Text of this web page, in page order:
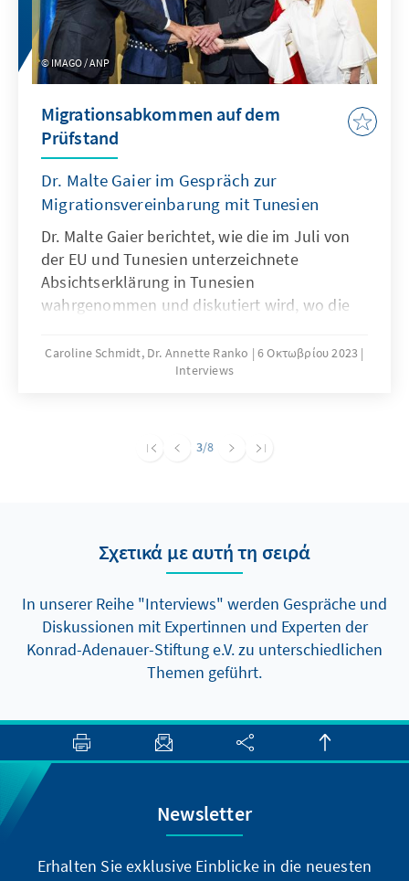
IMAGO / ANP
Migrationsabkommen auf dem
Prüfstand
Dr. Malte Gaier im Gespräch zur
Migrationsvereinbarung mit Tunesien
Dr. Malte Gaier berichtet, wie die im Juli von
der EU und Tunesien unterzeichnete
Absichtserklärung in Tunesien
wahrgenommen und diskutiert wird, wo die
nachhaltig funktionierendes Abkommen
berücksichtigt werden müssten.
Caroline Schmidt, Dr. Annette Ranko
6 Οκτωβρίου 2023
Interviews
3/8
Σχετικά με αυτή τη σειρά
In unserer Reihe "Interviews" werden Gespräche und
Diskussionen mit Expertinnen und Experten der
Konrad-Adenauer-Stiftung e.V. zu unterschiedlichen
Themen geführt.
Newsletter
Erhalten Sie exklusive Einblicke in die neuesten